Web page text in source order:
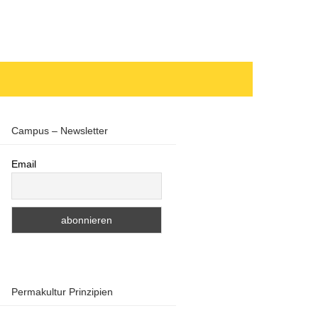
Campus – Newsletter
Email
Permakultur Prinzipien